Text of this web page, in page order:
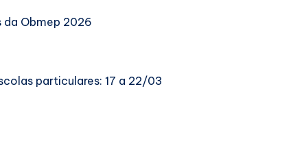
da Obmep 2026
particulares: 17 a 22/03